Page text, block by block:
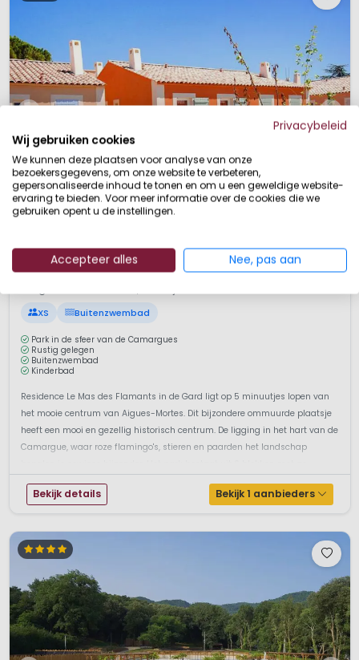
Le Mas des Flamants 7,6
XS Buitenzwembad
Park in de sfeer van de Camargues
Rustig gelegen
Buitenzwembad
Kinderbad
Residence Le Mas des Flamants in de Gard ligt op 5 minuutjes lopen van
het mooie centrum van Aigues-Mortes. Dit bijzondere ommuurde plaatsje
heeft een mooi en gezellig historisch centrum. De ligging in het hart van de
Camargue, waar roze flamingo's, stieren en paarden het landschap
Bekijk details Bekijk 1 aanbieders
Privacybeleid
Wij gebruiken cookies
We kunnen deze plaatsen voor analyse van onze
bezoekersgegevens, om onze website te verbeteren,
gepersonaliseerde inhoud te tonen en om u een geweldige website-
ervaring te bieden. Voor meer informatie over de cookies die we
gebruiken opent u de instellingen.
Accepteer alles Nee, pas aan